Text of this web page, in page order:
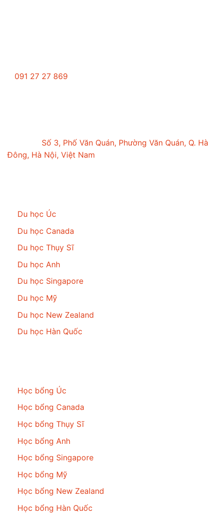
091 27 27 869
Số 3, Phố Văn Quán, Phường Văn Quán, Q. Hà
Đông, Hà Nội, Việt Nam
Du học Úc
Du học Canada
Du học Thụy Sĩ
Du học Anh
Du học Singapore
Du học Mỹ
Du học New Zealand
Du học Hàn Quốc
Học bổng Úc
Học bổng Canada
Học bổng Thụy Sĩ
Học bổng Anh
Học bổng Singapore
Học bổng Mỹ
Học bổng New Zealand
Học bổng Hàn Quốc